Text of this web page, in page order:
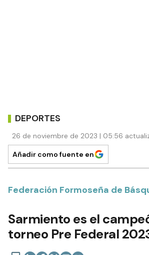
DEPORTES
26 de noviembre de 2023 | 05:56
Añadir como fuente en
Federación Formoseña de
Sarmiento es el
torneo Pre Federal